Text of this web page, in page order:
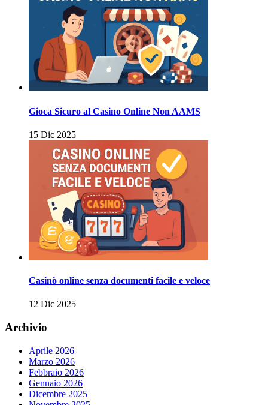
Gioca Sicuro al Casino Online Non AAMS
15 Dic 2025
Casinò online senza documenti facile e veloce
12 Dic 2025
Archivio
Aprile 2026
Marzo 2026
Febbraio 2026
Gennaio 2026
Dicembre 2025